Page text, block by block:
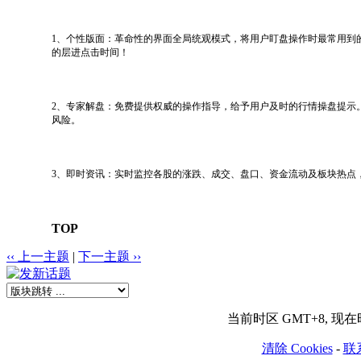
1、个性版面：革命性的界面全局统观模式，将用户盯盘操作时最常用
的层进点击时间！
2、专家解盘：免费提供权威的操作指导，给予用户及时的行情操盘提
风险。
3、即时资讯：实时监控各股的涨跌、成交、盘口、资金流动及板块热
TOP
‹‹ 上一主题 | 下一主题 ››
当前时区 GMT+8, 现在
清除 Cookies- 联